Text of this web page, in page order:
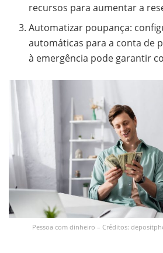
recursos para aumentar a
Automatizar poupança:
automáticas para a conta de
à emergência pode garantir
Pessoa com dinheiro – Créditos: